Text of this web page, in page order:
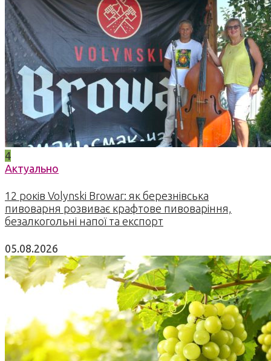
4
Актуально
12 років Volynski Browar: як березнівська
пивоварня розвиває крафтове пивоваріння,
безалкогольні напої та експорт
05.08.2026